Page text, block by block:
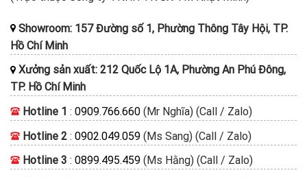
Showroom: 157 Đường số 1, Phường Thông Tây Hội, TP.
Hồ Chí Minh
Xưởng sản xuất: 212 Quốc Lộ 1A, Phường An Phú Đông,
TP. Hồ Chí Minh
Hotline 1 : 0909.766.660 (Mr Nghĩa) (Call / Zalo)
Hotline 2 : 0902.049.059 (Ms Sang) (Call / Zalo)
Hotline 3 : 0899.495.459 (Ms Hằng) (Call / Zalo)